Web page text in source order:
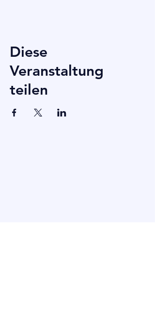
Diese
Veranstaltung
teilen